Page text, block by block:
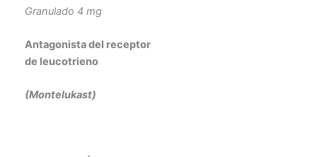
Granulado 4 mg
Antagonista del receptor
de leucotrieno
(Montelukast)